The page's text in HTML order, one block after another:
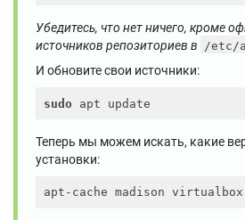
Убедитесь, что нет ничего, кроме
источников репозиториев в /etc/
И обновите свои источники:
sudo
Теперь мы можем искать, какие
установки:
apt-cache madison